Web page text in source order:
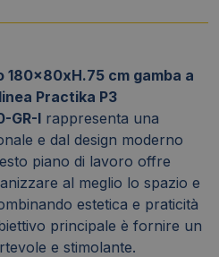
Practika
-
ECSPT180-
GR-
I
quantità
180x80xH.75 cm gamba a
Practika P3
GR-I rappresenta una
e dal design moderno
piano di lavoro offre
al meglio lo spazio e
estetica e praticità
principale è fornire un
e stimolante.